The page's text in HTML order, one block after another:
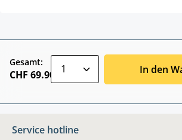
Gesamt:
CHF 69.90 In den
Service hotline